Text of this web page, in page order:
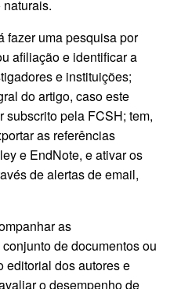
fazer uma pesquisa por
afiliação e identificar a
e instituições;
do artigo, caso este
subscrito pela FCSH; tem,
as referências
e EndNote, e ativar os
de alertas de email,
as
de documentos ou
editorial dos autores e
o desempenho de